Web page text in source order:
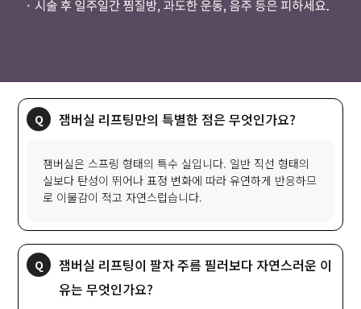
잼버실 리프팅만의 특별한 점은 무엇인가요?
잼버실은 스프링 형태의 특수 실입니다. 일반 직선 형태의
실보다 탄성이 뛰어나 표정 변화에 따라 유연하게 반응하므
로 이물감이 적고 자연스럽습니다.
잼버실 리프팅이 팔자 주름 필러보다 자연스러운 이
유는 무엇인가요?